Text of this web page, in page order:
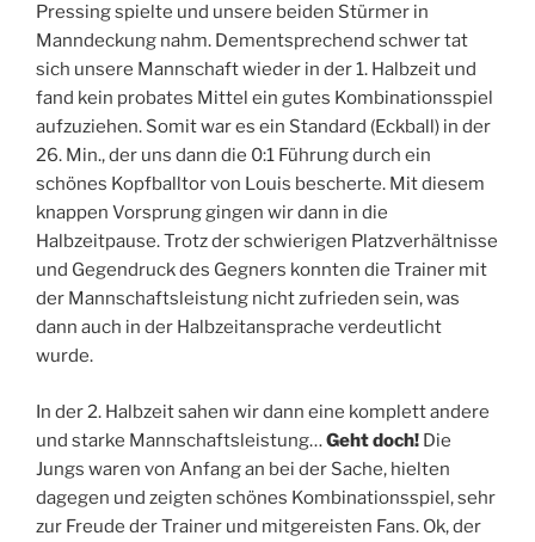
Pressing spielte und unsere beiden Stürmer in
Manndeckung nahm. Dementsprechend schwer tat
sich unsere Mannschaft wieder in der 1. Halbzeit und
fand kein probates Mittel ein gutes Kombinationsspiel
aufzuziehen. Somit war es ein Standard (Eckball) in der
26. Min., der uns dann die 0:1 Führung durch ein
schönes Kopfballtor von Louis bescherte. Mit diesem
knappen Vorsprung gingen wir dann in die
Halbzeitpause. Trotz der schwierigen Platzverhältnisse
und Gegendruck des Gegners konnten die Trainer mit
der Mannschaftsleistung nicht zufrieden sein, was
dann auch in der Halbzeitansprache verdeutlicht
wurde.
In der 2. Halbzeit sahen wir dann eine komplett andere
und starke Mannschaftsleistung…Geht doch! Die
Jungs waren von Anfang an bei der Sache, hielten
dagegen und zeigten schönes Kombinationsspiel, sehr
zur Freude der Trainer und mitgereisten Fans. Ok, der